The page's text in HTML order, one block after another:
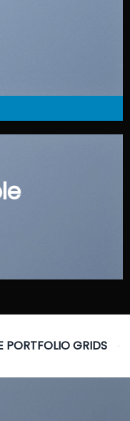
PORTFOLIO GRIDS